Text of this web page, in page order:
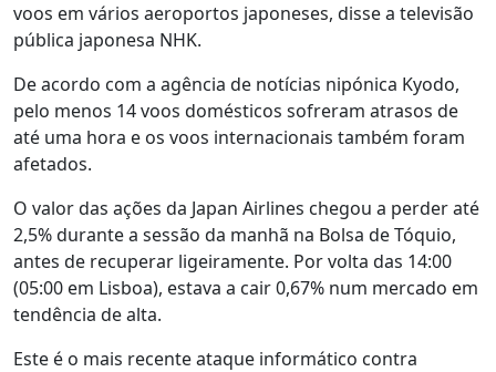
voos em vários aeroportos japoneses, disse a televisão
pública japonesa NHK.
De acordo com a agência de notícias nipónica Kyodo,
pelo menos 14 voos domésticos sofreram atrasos de
até uma hora e os voos internacionais também foram
afetados.
O valor das ações da Japan Airlines chegou a perder até
2,5% durante a sessão da manhã na Bolsa de Tóquio,
antes de recuperar ligeiramente. Por volta das 14:00
(05:00 em Lisboa), estava a cair 0,67% num mercado em
tendência de alta.
Este é o mais recente ataque informático contra